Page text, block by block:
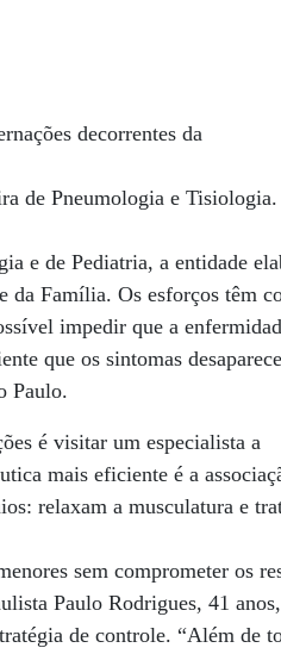
decorrentes da
de Pneumologia e
e de Pediatria, a entidade
da Família. Os esforços têm
impedir que a
que os sintomas
Paulo.
é visitar um especialista a
mais eficiente é a
relaxam a musculatura e
sem comprometer os
Paulo Rodrigues, 41
de controle. “Além de